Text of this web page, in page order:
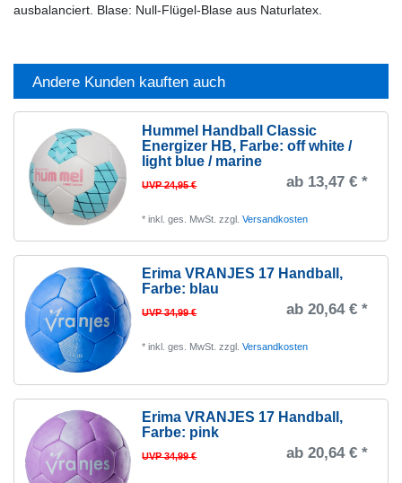
ausbalanciert. Blase: Null-Flügel-Blase aus Naturlatex.
Andere Kunden kauften auch
Hummel Handball Classic
Energizer HB, Farbe: off white /
light blue / marine
UVP 24,95 € ab 13,47 € *
*inkl. ges. MwSt. zzgl.Versandkosten
Erima VRANJES 17 Handball ,
Farbe: blau
UVP 34,99 € ab 20,64 € *
*inkl. ges. MwSt. zzgl.Versandkosten
Erima VRANJES 17 Handball ,
Farbe: pink
UVP 34,99 € ab 20,64 € *